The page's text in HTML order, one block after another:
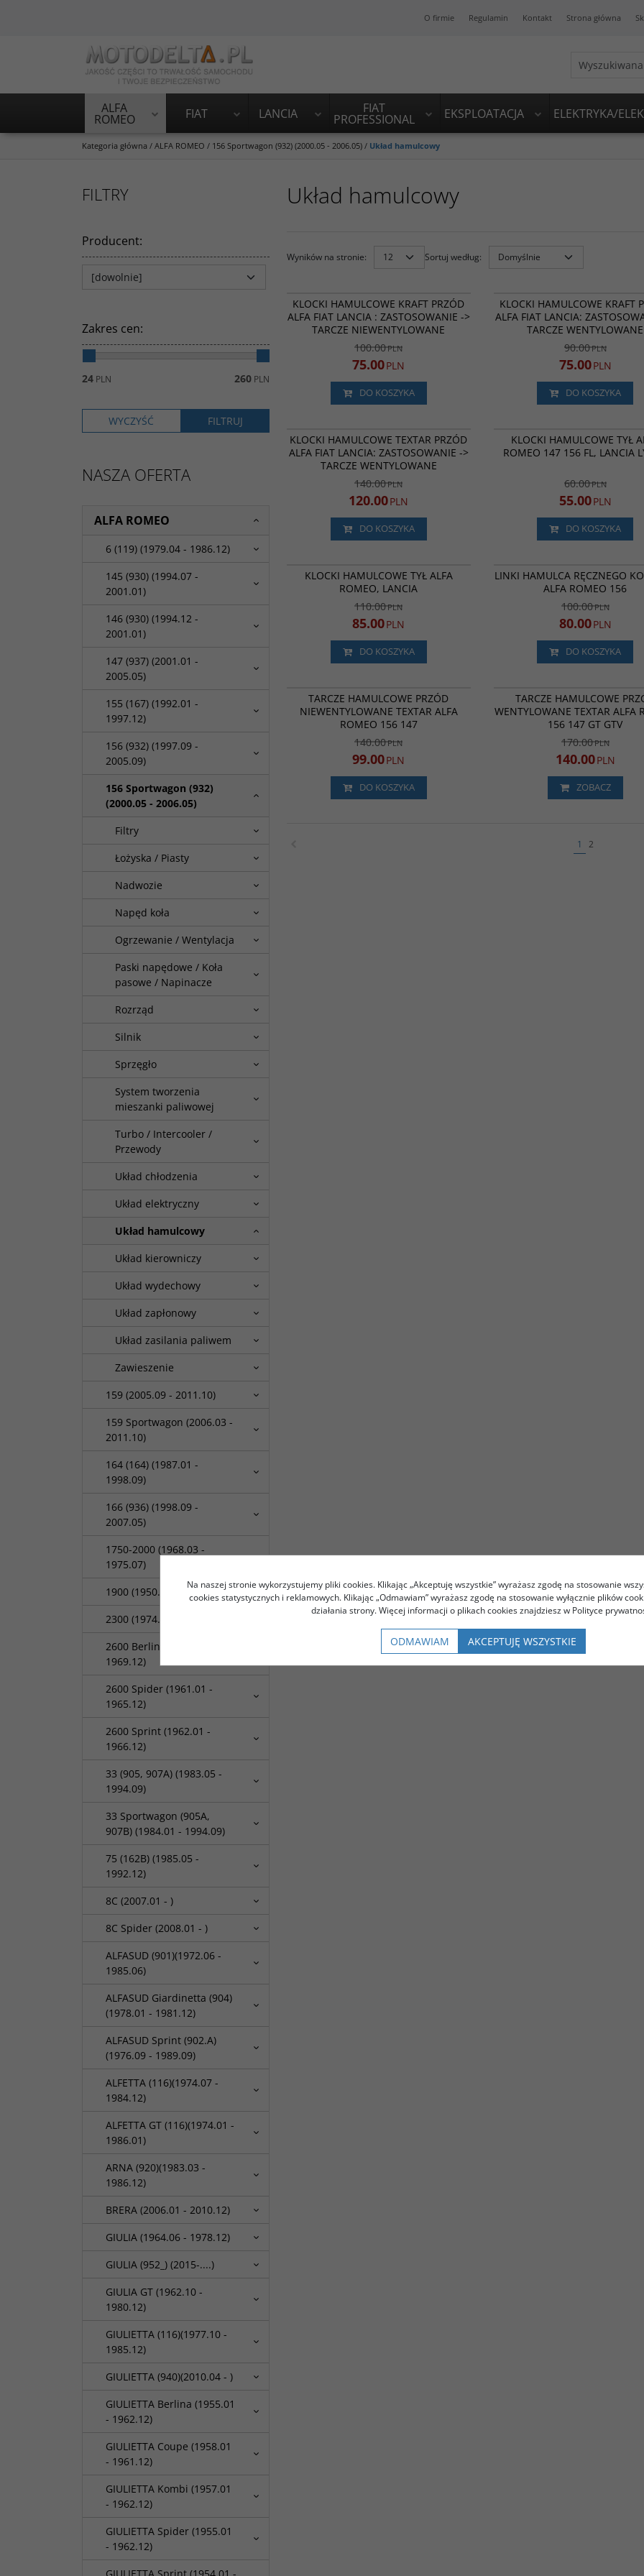
O firmie Regulamin Kontakt Strona główna
ALFA
ROMEO FIAT LANCIA FIAT
PROFESSIONAL EKSPLOATACJA ELEKTRYKA/
Kategoria główna / ALFA ROMEO / 156 Sportwagon (932) (2000.05 - 2006.05) / Układ hamulcowy
Układ hamulcowy
Wyników na stronie: Sortuj według:
PROMOCJA
KLOCKI HAMULCOWE KRAFT PRZÓD
ALFA FIAT LANCIA : ZASTOSOWANIE ->
TARCZE NIEWENTYLOWANE
100.00PLN
75.00PLN
DO KOSZYKA
BESTSELLER
KLOCKI HAMULCOWE KRAFT
ALFA FIAT LANCIA:
TARCZE WENTYLOWANE
90.00PLN
75.00PLN
DO KOSZYKA
BESTSELLER PROMOCJA
KLOCKI HAMULCOWE TEXTAR PRZÓD
ALFA FIAT LANCIA: ZASTOSOWANIE ->
TARCZE WENTYLOWANE
140.00PLN
120.00PLN
DO KOSZYKA
KLOCKI HAMULCOWE TYŁ
ROMEO 147 156 FL, LANCIA
60.00PLN
55.00PLN
DO KOSZYKA
PROMOCJA
KLOCKI HAMULCOWE TYŁ ALFA
ROMEO, LANCIA
110.00PLN
85.00PLN
DO KOSZYKA
NOWOŚĆ
LINKI HAMULCA RĘCZNEGO
ALFA ROMEO 156
100.00PLN
80.00PLN
DO KOSZYKA
BESTSELLER PROMOCJA
TARCZE HAMULCOWE PRZÓD
NIEWENTYLOWANE TEXTAR ALFA
ROMEO 156 147
140.00PLN
99.00PLN
DO KOSZYKA
BESTSELLER
TARCZE HAMULCOWE
WENTYLOWANE TEXTAR ALFA
156 147 GT GTV
170.00PLN
140.00PLN
ZOBACZ
1 2
FILTRY
Producent:
Zakres cen:
24 PLN 260 PLN
NASZA OFERTA
ALFA ROMEO
6 (119) (1979.04 - 1986.12)
145 (930) (1994.07 -
2001.01)
146 (930) (1994.12 -
2001.01)
147 (937) (2001.01 -
2005.05)
155 (167) (1992.01 -
1997.12)
156 (932) (1997.09 -
2005.09)
156 Sportwagon (932)
(2000.05 - 2006.05)
Filtry
Łożyska / Piasty
Nadwozie
Napęd koła
Ogrzewanie / Wentylacja
Paski napędowe / Koła
pasowe / Napinacze
Rozrząd
Silnik
Sprzęgło
System tworzenia
mieszanki paliwowej
Turbo / Intercooler /
Przewody
Układ chłodzenia
Układ elektryczny
Układ hamulcowy
Układ kierowniczy
Układ wydechowy
Układ zapłonowy
Układ zasilania paliwem
Zawieszenie
159 (2005.09 - 2011.10)
159 Sportwagon (2006.03 -
2011.10)
164 (164) (1987.01 -
1998.09)
166 (936) (1998.09 -
2007.05)
1750-2000 (1968.03 -
1975.07)
1900 (1950.10 - 1959.09)
2300 (1974.03 - 1980.10)
2600 Berlina (1962.01 -
1969.12)
2600 Spider (1961.01 -
1965.12)
2600 Sprint (1962.01 -
1966.12)
33 (905, 907A) (1983.05 -
1994.09)
33 Sportwagon (905A,
907B) (1984.01 - 1994.09)
75 (162B) (1985.05 -
1992.12)
8C (2007.01 - )
8C Spider (2008.01 - )
ALFASUD (901)(1972.06 -
1985.06)
ALFASUD Giardinetta (904)
(1978.01 - 1981.12)
ALFASUD Sprint (902.A)
(1976.09 - 1989.09)
ALFETTA (116)(1974.07 -
1984.12)
ALFETTA GT (116)(1974.01 -
1986.01)
ARNA (920)(1983.03 -
1986.12)
BRERA (2006.01 - 2010.12)
GIULIA (1964.06 - 1978.12)
GIULIA (952_) (2015-....)
GIULIA GT (1962.10 -
1980.12)
GIULIETTA (116)(1977.10 -
1985.12)
GIULIETTA (940)(2010.04 - )
GIULIETTA Berlina (1955.01
- 1962.12)
GIULIETTA Coupe (1958.01
- 1961.12)
GIULIETTA Kombi (1957.01
- 1962.12)
GIULIETTA Spider (1955.01
- 1962.12)
Na naszej stronie wykorzystujemy pliki cookies. Klikając „Akceptuję wszystkie” wyrażasz zgodę na stosowanie
cookies statystycznych i reklamowych. Klikając „Odmawiam” wyrażasz zgodę na stosowanie wyłącznie plików
działania strony. Więcej informacji o plikach cookies znajdziesz w Polityce
ODMAWIAM AKCEPTUJĘ WSZYSTKIE